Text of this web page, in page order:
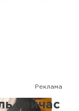
Реклама
сейчас